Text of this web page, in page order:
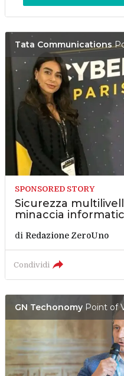
Tata Communications
SPONSORED STORY
Sicurezza
minaccia
di Redazione ZeroUno
Condividi
GN TechonomyPoint of